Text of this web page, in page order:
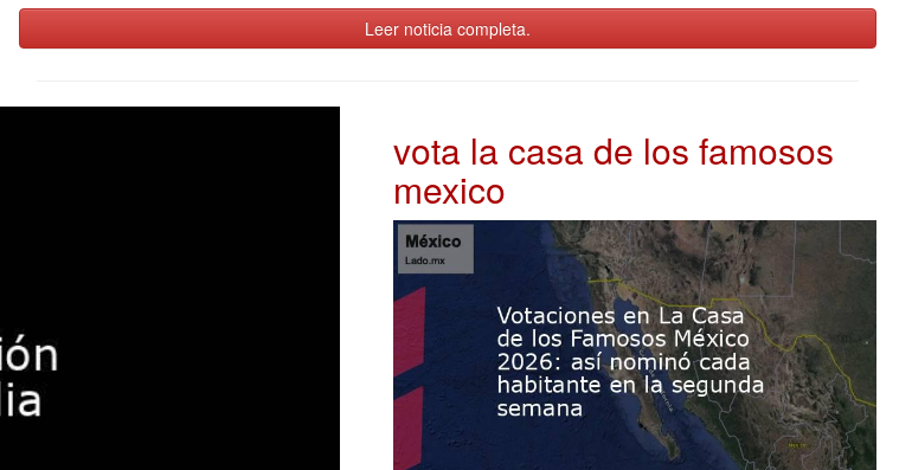
Leer noticia completa.
vota la casa de los famosos
mexico